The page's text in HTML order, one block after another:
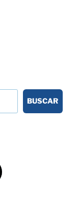
BUSCAR